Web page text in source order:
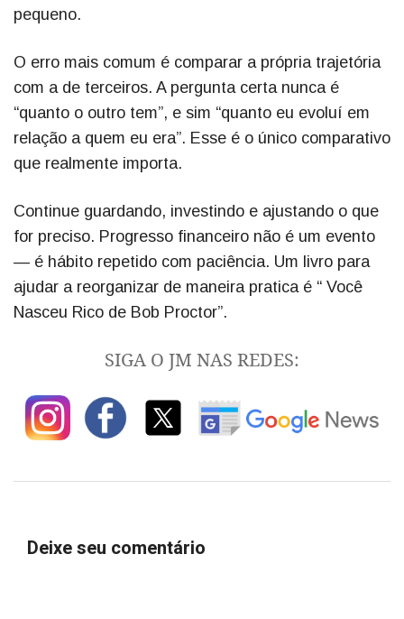
pequeno.
O erro mais comum é comparar a própria trajetória
com a de terceiros. A pergunta certa nunca é
“quanto o outro tem”, e sim “quanto eu evoluí em
relação a quem eu era”. Esse é o único comparativo
que realmente importa.
Continue guardando, investindo e ajustando o que
for preciso. Progresso financeiro não é um evento
— é hábito repetido com paciência. Um livro para
ajudar a reorganizar de maneira pratica é “ Você
Nasceu Rico de Bob Proctor”.
SIGA O JM NAS REDES:
Deixe seu comentário